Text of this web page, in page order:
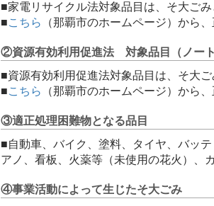
■家電リサイクル法対象品目は、そ大ごみ
■こちら （那覇市のホームページ）から
②資源有効利用促進法 対象品目（ノート
■資源有効利用促進法対象品目は、そ大ご
■こちら （那覇市のホームページ）から
③適正処理困難物となる品目
■自動車、バイク、塗料、タイヤ、バッ
アノ、看板、火薬等（未使用の花火）、
④事業活動によって生じたそ大ごみ